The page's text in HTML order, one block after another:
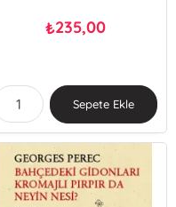
₺235,00
Sepete Ekle